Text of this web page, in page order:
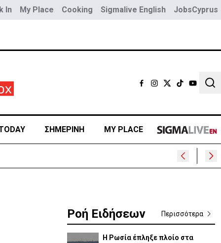
In My Place Cooking Sigmalive English JobsCyprus
ΣΗΜΕΡΙΝΗ MY PLACE
Ροή Ειδήσεων Περισσότερα
Η Ρωσία έπληξε πλοίο στα